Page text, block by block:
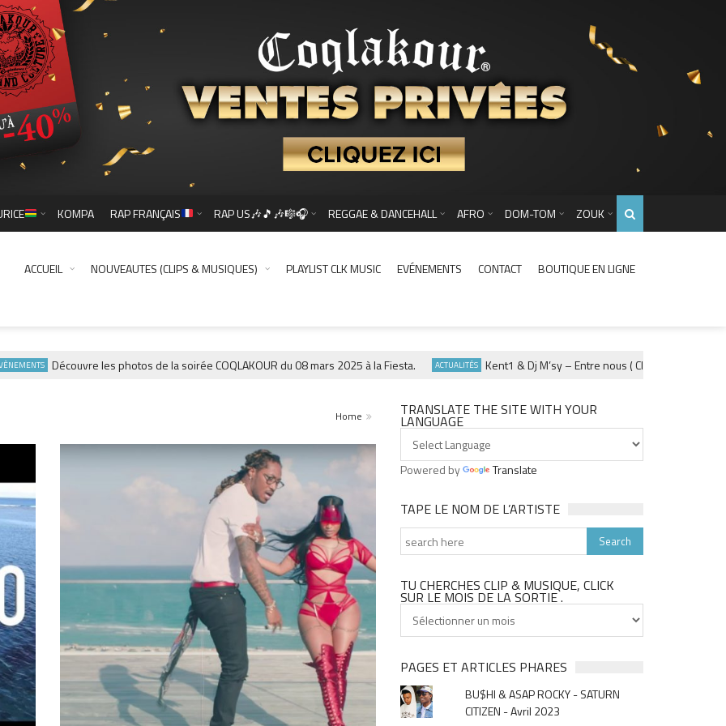
KOMPA RAP FRANÇAIS RAP US🎶🎵🎶🎼🎧 REGGAE & DANCEHALL AFRO DOM-TOM ZOUK
ACCUEIL NOUVEAUTES (CLIPS & MUSIQUES) PLAYLIST CLK MUSIC EVÉNEMENTS CONTACT BOUTIQUE EN LIGNE
Découvre les photos de la soirée COQLAKOUR du 08 mars 2025 à la Fiesta. ACTUALITÉS Kent1 & Dj M’sy – Entre nous ( Clip officiel ) – Fevrier
Home TRANSLATE THE SITE WITH YOUR
LANGUAGE
Powered by Translate
TAPE LE NOM DE L’ARTISTE
TU CHERCHES CLIP & MUSIQUE, CLICK
SUR LE MOIS DE LA SORTIE .
cherches
&
musique,
click
sur
PAGES ET ARTICLES PHARES
BU$HI & ASAP ROCKY - SATURN
CITIZEN - Avril 2023